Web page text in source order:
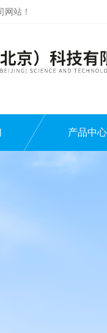
站！
产品中心